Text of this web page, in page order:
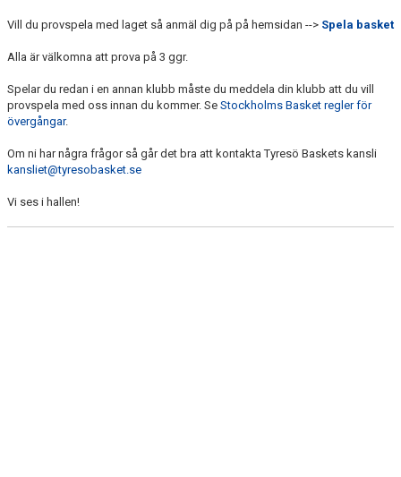
Vill du provspela med laget så anmäl dig på på hemsidan --> Spela basket
Alla är välkomna att prova på 3 ggr.
Spelar du redan i en annan klubb måste du meddela din klubb att du vill
provspela med oss innan du kommer. Se Stockholms Basket regler för
övergångar.
Om ni har några frågor så går det bra att kontakta Tyresö Baskets kansli
kansliet@tyresobasket.se
Vi ses i hallen!